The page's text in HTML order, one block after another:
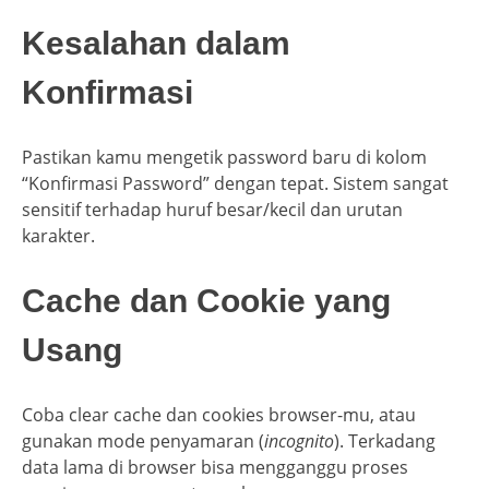
Kesalahan dalam
Konfirmasi
Pastikan kamu mengetik password baru di kolom
“Konfirmasi Password” dengan tepat. Sistem sangat
sensitif terhadap huruf besar/kecil dan urutan
karakter.
Cache dan Cookie yang
Usang
Coba clear cache dan cookies browser-mu, atau
gunakan mode penyamaran (incognito). Terkadang
data lama di browser bisa mengganggu proses